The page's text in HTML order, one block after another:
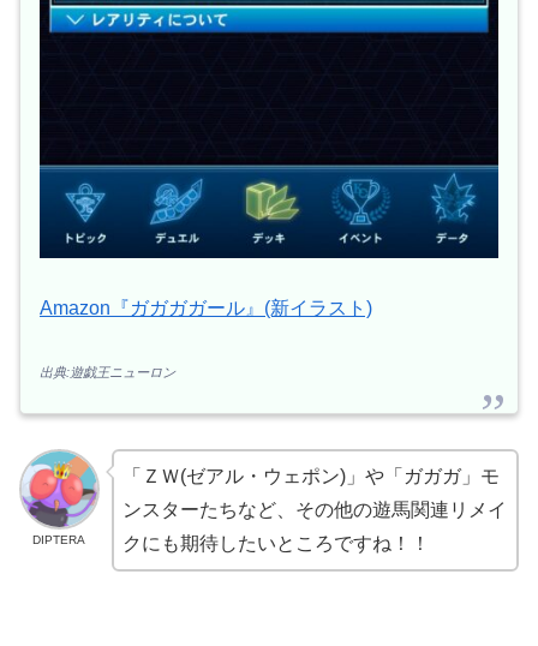
Amazon『ガガガガール』(新イラスト)
出典:遊戯王ニューロン
DIPTERA
「ＺＷ(ゼアル・ウェポン)」や「ガガガ」モ
ンスターたちなど、その他の遊馬関連リメイ
クにも期待したいところですね！！